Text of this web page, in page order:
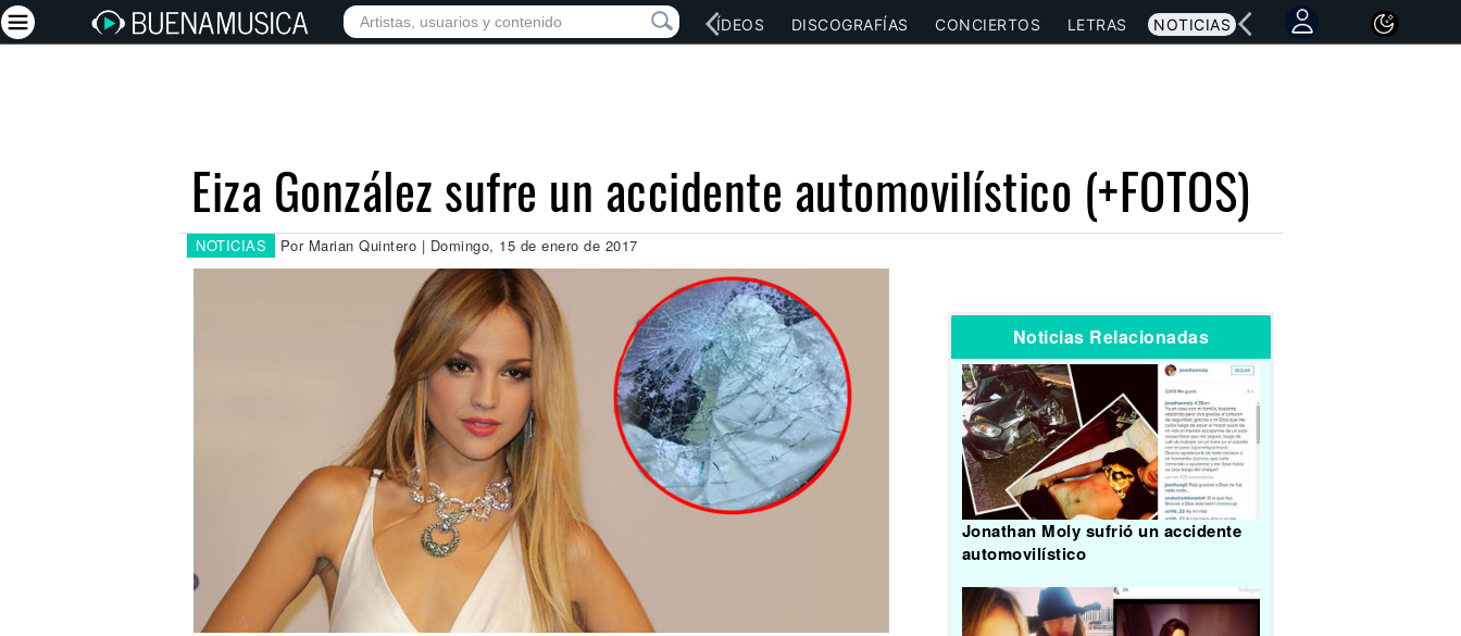
INICIO ARTISTAS RED SOCIAL MÚSICA VÍDEOS DISCOGRAFÍAS CONCIERTOS LETRAS NOTICIAS
Eiza González sufre un accidente automovilístico (+FOTOS)
NOTICIAS Por Marian Quintero | Domingo, 15 de enero de 2017
Noticias Relacionadas
Jonathan Moly sufrió un accidente
automovilístico